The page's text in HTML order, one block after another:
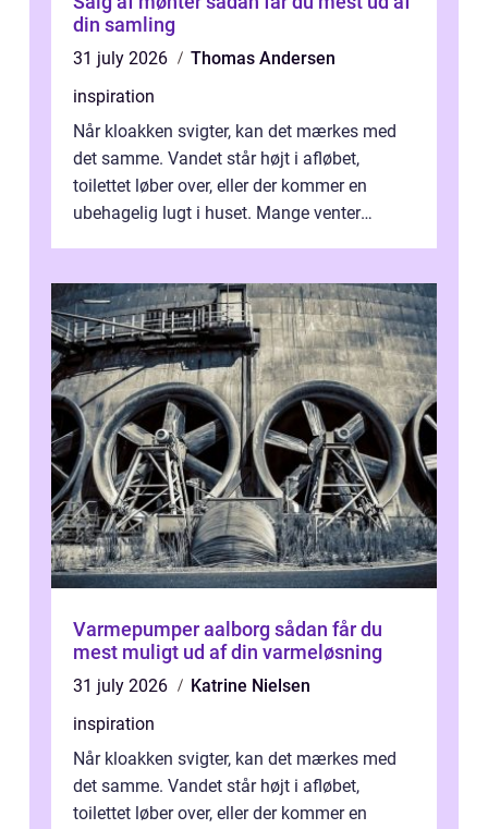
din samling
31 july 2026
Thomas Andersen
inspiration
Når kloakken svigter, kan det mærkes med
det samme. Vandet står højt i afløbet,
toilettet løber over, eller der kommer en
ubehagelig lugt i huset. Mange venter
Varmepumper aalborg sådan får du
mest muligt ud af din varmeløsning
31 july 2026
Katrine Nielsen
inspiration
Når kloakken svigter, kan det mærkes med
det samme. Vandet står højt i afløbet,
toilettet løber over, eller der kommer en